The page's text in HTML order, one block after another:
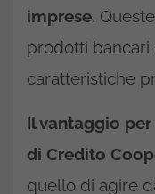
imprese.
prodotti bancari
caratteristiche
Il vantaggio
di Credito
quello di agire